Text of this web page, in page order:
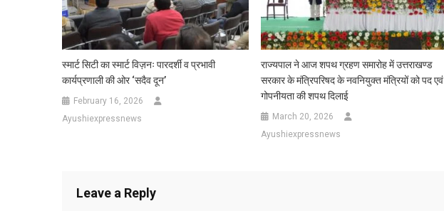
स्मार्ट सिटी का स्मार्ट विज़नः पारदर्शी व प्रभावी
कार्यप्रणाली की ओर ‘सदैव दून’
February 16, 2026
Ayushiexpressnews
राज्यपाल ने आज शपथ ग्रहण समारोह में उत्तराखण्ड
सरकार के मंत्रिपरिषद के नवनियुक्त मंत्रियों को पद एवं
गोपनीयता की शपथ दिलाई
March 20, 2026
Ayushiexpressnews
Leave a Reply